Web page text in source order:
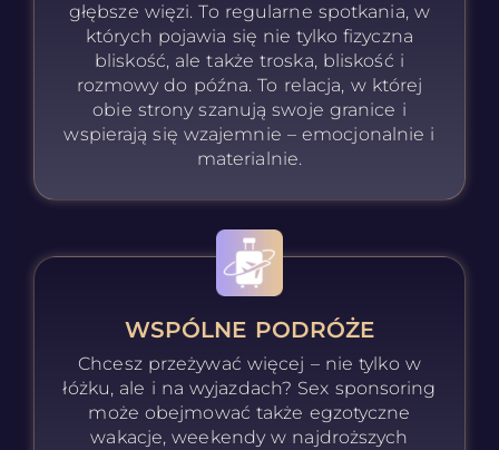
głębsze więzi. To regularne spotkania, w
których pojawia się nie tylko fizyczna
bliskość, ale także troska, bliskość i
rozmowy do późna. To relacja, w której
obie strony szanują swoje granice i
wspierają się wzajemnie – emocjonalnie i
materialnie.
WSPÓLNE PODRÓŻE
Chcesz przeżywać więcej – nie tylko w
łóżku, ale i na wyjazdach? Sex sponsoring
może obejmować także egzotyczne
wakacje, weekendy w najdroższych